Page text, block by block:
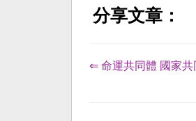
分享文章：
⇐ 命運共同體 國家共